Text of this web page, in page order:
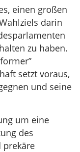
einen großen
darin
zu haben.
setzt voraus,
und seine
um eine
des
prekäre